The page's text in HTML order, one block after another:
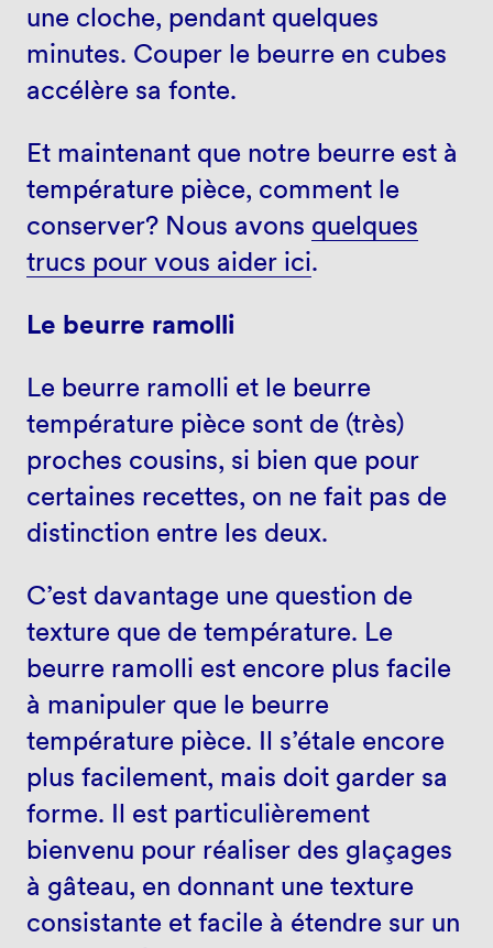
une cloche, pendant quelques
minutes. Couper le beurre en cubes
accélère sa fonte.
Et maintenant que notre beurre est à
température pièce, comment le
conserver? Nous avons quelques
trucs pour vous aider ici.
Le beurre ramolli
Le beurre ramolli et le beurre
température pièce sont de (très)
proches cousins, si bien que pour
certaines recettes, on ne fait pas de
distinction entre les deux.
C’est davantage une question de
texture que de température. Le
beurre ramolli est encore plus facile
à manipuler que le beurre
température pièce. Il s’étale encore
plus facilement, mais doit garder sa
forme. Il est particulièrement
bienvenu pour réaliser des glaçages
à gâteau, en donnant une texture
consistante et facile à étendre sur un